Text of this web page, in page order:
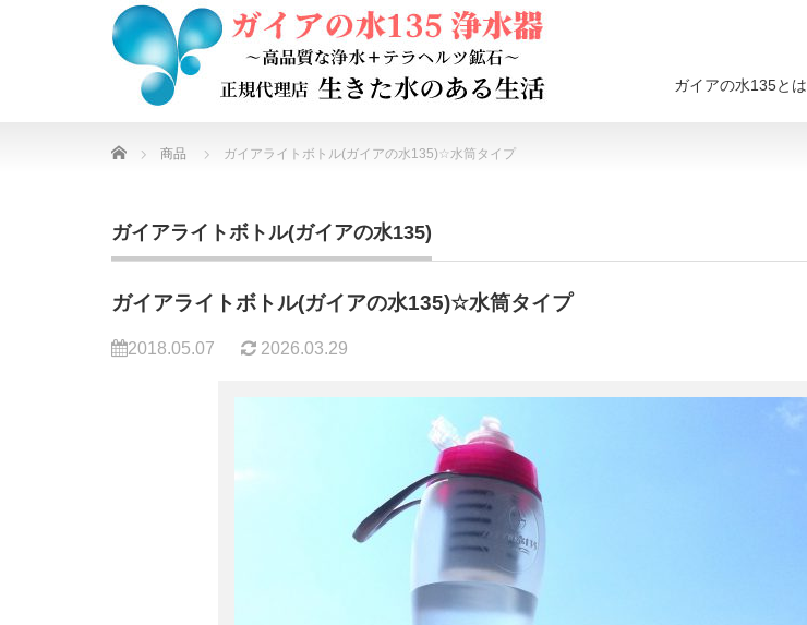
ガイアの水135とは
Home 商品 ガイアライトボトル(ガイアの水135)☆水筒タイプ
ガイアライトボトル(ガイアの水135)
ガイアライトボトル(ガイアの水135)☆水筒タイプ
2018.05.07 2026.03.29